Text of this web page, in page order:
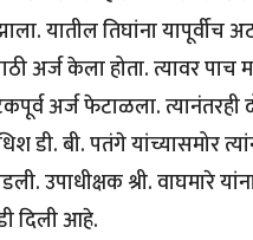
यातील तिघांना यापूर्वीच
अर्ज केला होता. त्यावर
अर्ज फेटाळला.
डी. बी. पतंगे यांच्यासमोर
उपाधीक्षक श्री. वाघमारे
दिली आहे.